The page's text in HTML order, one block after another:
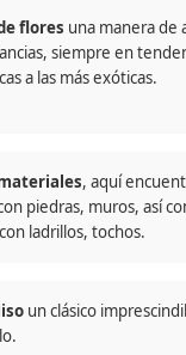
flores una manera de
siempre en
a las más exóticas.
, aquí
piedras, muros, así
ladrillos, tochos.
un clásico